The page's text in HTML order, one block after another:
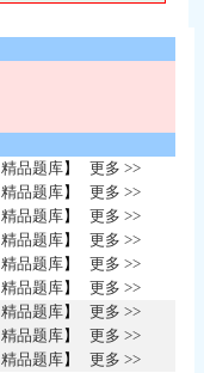
精品题库】
精品题库】
精品题库】
精品题库】
精品题库】
精品题库】
更多 >>
更多 >>
更多 >>
更多 >>
更多 >>
更多 >>
精品题库】
精品题库】
精品题库】
更多 >>
更多 >>
更多 >>